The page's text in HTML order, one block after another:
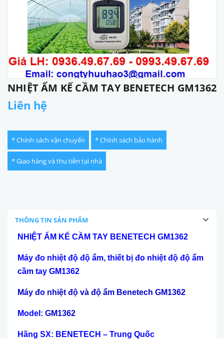
NHIỆT ẨM KẾ CẦM TAY BENETECH GM1362
Liên hệ
* Chính sách vận chuyển * Chính sách bảo hành
* Giao hàng và thu tiền tại nhà
THÔNG TIN SẢN PHẨM
NHIỆT ẨM KẾ CẦM TAY BENETECH GM1362
Máy đo nhiệt độ độ ẩm, thiết bị đo nhiệt độ độ ẩm
cầm tay GM1362
Máy đo nhiệt độ và độ ẩm Benetech GM1362
Model: GM1362
Hãng SX: BENETECH – Trung Quốc